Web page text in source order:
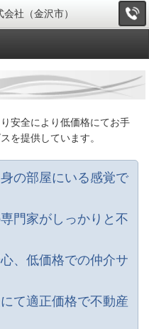
社（金沢市）
安全により低価格にてお手
を提供しています。
の部屋にいる感覚で
門家がしっかりと不
、低価格での仲介サ
て適正価格で不動産